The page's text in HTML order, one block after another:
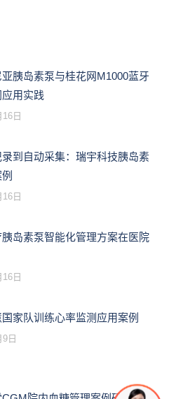
胰岛素泵与桂花网M1000蓝牙
用实践
日
录到自动采集：瑞宇科技胰岛素
日
岛素泵智能化管理方案在医院
日
家队训练心率监测应用案例
日